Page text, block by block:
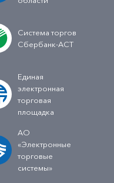
Система торгов
Сбербанк-АСТ
Единая
электронная
торговая
площадка
АО
«Электронные
торговые
системы»